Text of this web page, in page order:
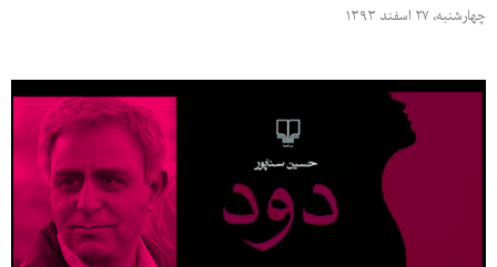
چهارشنبه، ۲۷ اسفند ۱۳۹۳